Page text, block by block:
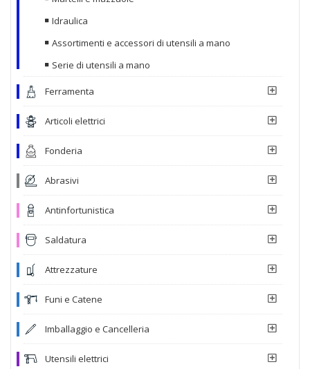
Idraulica
Assortimenti e accessori di utensili a mano
Serie di utensili a mano
Ferramenta
Articoli elettrici
Fonderia
Abrasivi
Antinfortunistica
Saldatura
Attrezzature
Funi e Catene
Imballaggio e Cancelleria
Utensili elettrici